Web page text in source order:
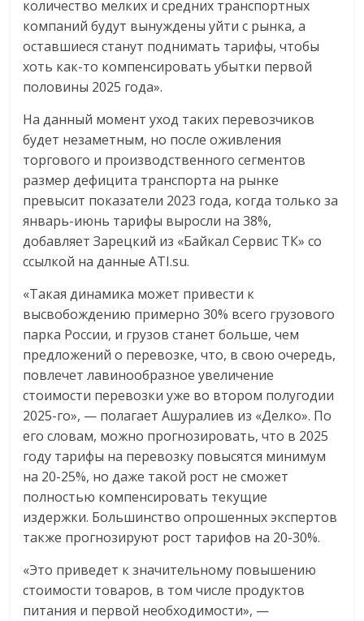
количество мелких и средних транспортных
компаний будут вынуждены уйти с рынка, а
оставшиеся станут поднимать тарифы, чтобы
хоть как-то компенсировать убытки первой
половины 2025 года».
На данный момент уход таких перевозчиков
будет незаметным, но после оживления
торгового и производственного сегментов
размер дефицита транспорта на рынке
превысит показатели 2023 года, когда только за
январь-июнь тарифы выросли на 38%,
добавляет Зарецкий из «Байкал Сервис ТК» со
ссылкой на данные ATI.su.
«Такая динамика может привести к
высвобождению примерно 30% всего грузового
парка России, и грузов станет больше, чем
предложений о перевозке, что, в свою очередь,
повлечет лавинообразное увеличение
стоимости перевозки уже во втором полугодии
2025-го», — полагает Ашуралиев из «Делко». По
его словам, можно прогнозировать, что в 2025
году тарифы на перевозку повысятся минимум
на 20-25%, но даже такой рост не сможет
полностью компенсировать текущие
издержки. Большинство опрошенных экспертов
также прогнозируют рост тарифов на 20-30%.
«Это приведет к значительному повышению
стоимости товаров, в том числе продуктов
питания и первой необходимости», —